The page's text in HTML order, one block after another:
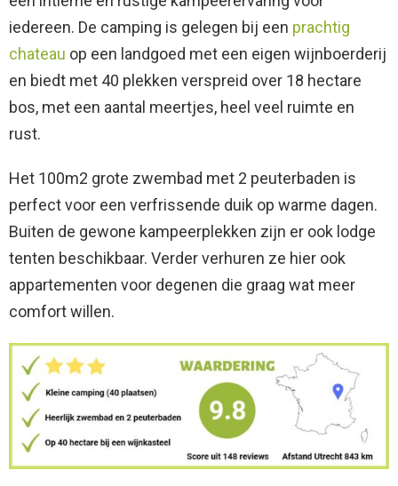
iedereen. De camping is gelegen bij een prachtig
chateau op een landgoed met een eigen wijnboerderij
en biedt met 40 plekken verspreid over 18 hectare
bos, met een aantal meertjes, heel veel ruimte en
rust.
Het 100m2 grote zwembad met 2 peuterbaden is
perfect voor een verfrissende duik op warme dagen.
Buiten de gewone kampeerplekken zijn er ook lodge
tenten beschikbaar. Verder verhuren ze hier ook
appartementen voor degenen die graag wat meer
comfort willen.